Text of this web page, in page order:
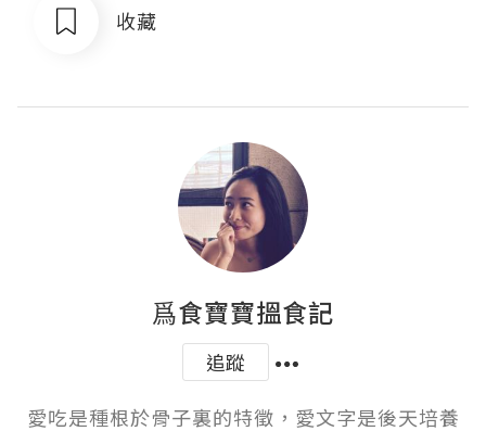
收藏
爲食寶寶搵食記
追蹤
愛吃是種根於骨子裏的特徵，愛文字是後天培養